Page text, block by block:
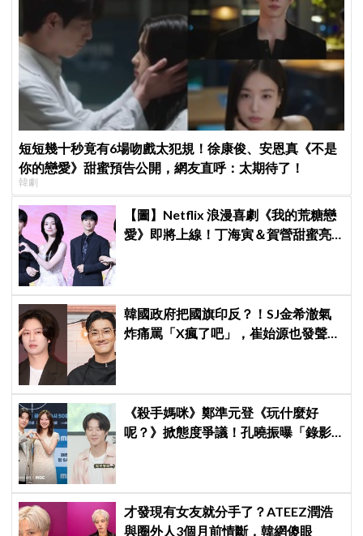
短短幾十秒竟有6場吻戲太犯規！徐康俊、安恩真《不是
你的戀愛》甜蜜預告公開，網友直呼：太期待了！
韓劇
【圖】Netflix 浪漫喜劇《我的荒糖戀
愛》即將上線！丁海寅＆賀營甜蜜亮
韓國政府把國旗印反？！SJ金希澈氣
炸痛罵「X瘋了吧」，崔始源也發聲挺
《殺手媽咪》鄭準元登《玩什麼好
呢？》掀態度爭議！孔曉振曝「錄影
才發現有女友就分手了？ATEEZ潤浩
與圈外人3個月前情斷，韓網傻眼